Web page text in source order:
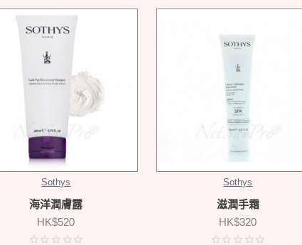
Sothys
海洋潤膚露
HK$520
Sothys
滋潤手霜
HK$320